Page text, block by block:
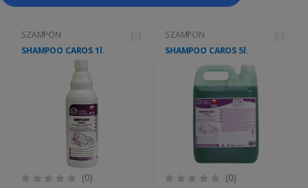
SZAMPON
SHAMPOO CAROS 1l.
(0)
SZAMPON
SHAMPOO CAROS 5l.
(0)